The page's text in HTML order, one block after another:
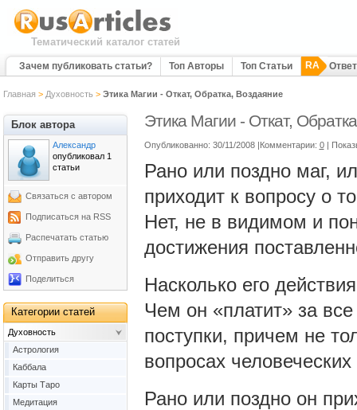
Тематический каталог статей
Зачем публиковать статьи? Топ Авторы Топ Статьи RA
Главная > Духовность > Этика Магии - Откат, Обратка, Воздаяние
Этика Магии - Откат,
Опубликованно: 30/11/2008 |Комментарии: 0 |
Рано или поздно маг,
приходит к вопросу о
Нет, не в видимом и
достижения
Насколько его
Чем он «платит» за
поступки, причем не
вопросах человеческих
Рано или поздно он
Блок автора
Александр
опубликовал 1
статьи
Связаться с автором
Подписаться на RSS
Распечатать статью
Отправить другу
Поделиться
Категории статей
Духовность
Астрология
Каббала
Карты Таро
Медитация